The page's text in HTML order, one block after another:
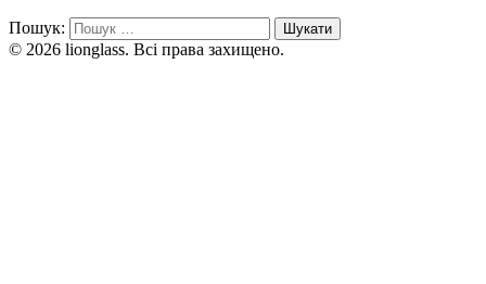
Пошук:
© 2026 lionglass. Всі права захищено.